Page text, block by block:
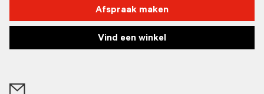
Afspraak maken
Vind een winkel